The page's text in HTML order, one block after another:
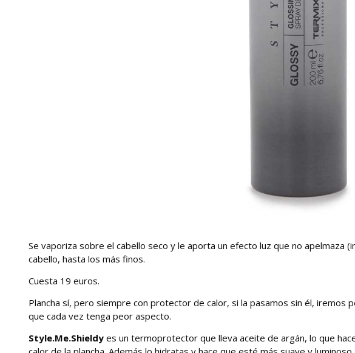
Se vaporiza sobre el cabello seco y le aporta un efecto luz que no
cabello, hasta los más finos.
Cuesta 19 euros.
Plancha sí, pero siempre con protector de calor, si la pasamos sin él, iremos
que cada vez tenga peor aspecto.
Style.Me.Shieldy es un termoprotector que lleva aceite de argán, lo que